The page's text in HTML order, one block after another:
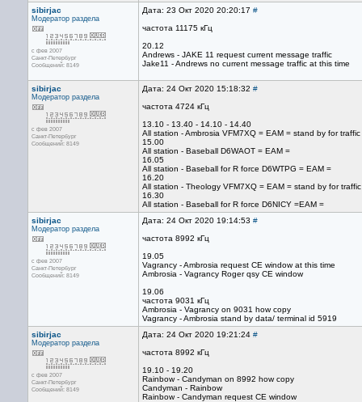
sibirjac
Модератор раздела
с фев 2007
Санкт-Петербург
Сообщений: 8149
Дата: 23 Окт 2020 20:20:17 #
частота 11175 кГц
20.12
Andrews - JAKE 11 request current message traffic
Jake11 - Andrews no current message traffic at this time
sibirjac
Модератор раздела
с фев 2007
Санкт-Петербург
Сообщений: 8149
Дата: 24 Окт 2020 15:18:32 #
частота 4724 кГц
13.10 - 13.40 - 14.10 - 14.40
All station - Ambrosia VFM7XQ = EAM = stand by for traffic
15.00
All station - Baseball D6WAOT = EAM =
16.05
All station - Baseball for R force D6WTPG = EAM =
16.20
All station - Theology VFM7XQ = EAM = stand by for traffic
16.30
All station - Baseball for R force D6NICY =EAM =
sibirjac
Модератор раздела
с фев 2007
Санкт-Петербург
Сообщений: 8149
Дата: 24 Окт 2020 19:14:53 #
частота 8992 кГц
19.05
Vagrancy - Ambrosia request CE window at this time
Ambrosia - Vagrancy Roger qsy CE window
19.06
частота 9031 кГц
Ambrosia - Vagrancy on 9031 how copy
Vagrancy - Ambrosia stand by data/ terminal id 5919
sibirjac
Модератор раздела
с фев 2007
Санкт-Петербург
Сообщений: 8149
Дата: 24 Окт 2020 19:21:24 #
частота 8992 кГц
19.10 - 19.20
Rainbow - Candyman on 8992 how copy
Candyman - Rainbow
Rainbow - Candyman request CE window